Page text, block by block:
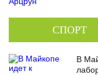
СПОРТ
В